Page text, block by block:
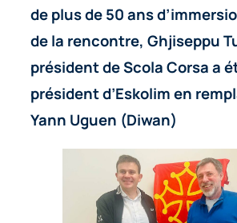
de plus de 50 ans
de la rencontre, Ghjiseppu
président de Scola Corsa a
président d’Eskolimen
Yann Uguen (Diwan)